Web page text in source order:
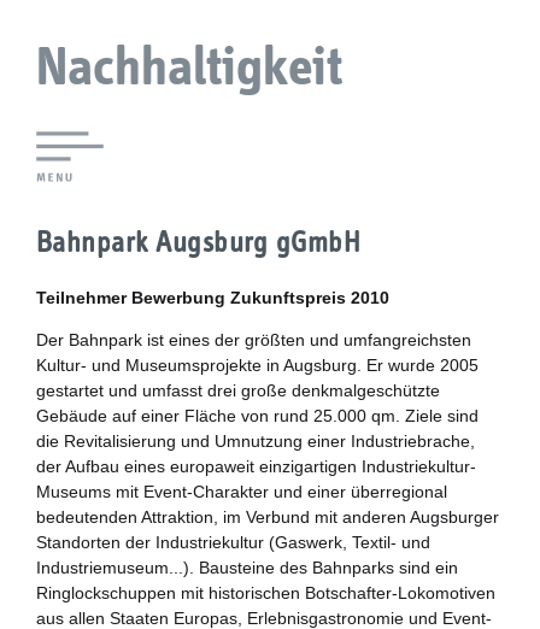
Nachhaltigkeit
Agendaforen
Nachhaltigkeitsbeirat
Berichterstattung
Biostadt
Zukunftspreis
Themen
Bahnpark Augsburg gGmbH
Teilnehmer Bewerbung Zukunftspreis 2010
Der Bahnpark ist eines der größten und umfangreichsten
Kultur- und Museumsprojekte in Augsburg. Er wurde 2005
gestartet und umfasst drei große denkmalgeschützte
Gebäude auf einer Fläche von rund 25.000 qm. Ziele sind
die Revitalisierung und Umnutzung einer Industriebrache,
der Aufbau eines europaweit einzigartigen Industriekultur-
Museums mit Event-Charakter und einer überregional
bedeutenden Attraktion, im Verbund mit anderen Augsburger
Standorten der Industriekultur (Gaswerk, Textil- und
Industriemuseum...). Bausteine des Bahnparks sind ein
Ringlockschuppen mit historischen Botschafter-Lokomotiven
aus allen Staaten Europas, Erlebnisgastronomie und Event-